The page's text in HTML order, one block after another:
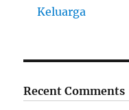
Keluarga
Recent Comments